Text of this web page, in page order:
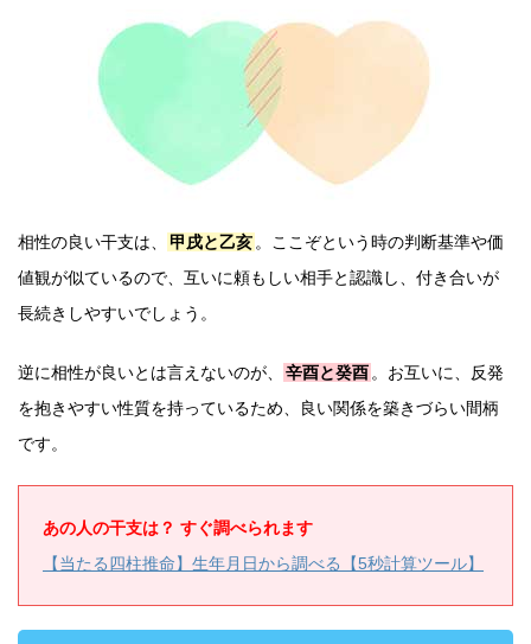
相性の良い干支は、 甲戌と乙亥。ここぞという時の判断基準や価
値観が似ているので、互いに頼もしい相手と認識し、付き合いが
長続きしやすいでしょう。
逆に相性が良いとは言えないのが、 辛酉と癸酉。お互いに、反発
を抱きやすい性質を持っているため、良い関係を築きづらい間柄
です。
あの人の干支は？ すぐ調べられます
【当たる四柱推命】生年月日から調べる【5秒計算ツール】